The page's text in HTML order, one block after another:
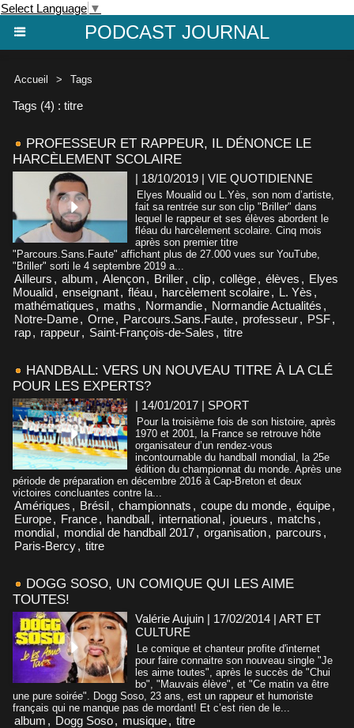
Select Language ▼
PODCAST JOURNAL
Accueil > Tags
Tags (4) : titre
PROFESSEUR ET RAPPEUR, IL DÉNONCE LE
HARCÈLEMENT SCOLAIRE
| 18/10/2019 | VIE QUOTIDIENNE
Elyes Moualid ou L.Yès, son nom d’artiste,
fait sa rentrée sur son clip "Briller" dans
lequel le rappeur et ses élèves abordent le
fléau du harcèlement scolaire. Cinq mois
après son premier titre
"Parcours.Sans.Faute" affichant plus de 27.000 vues sur YouTube,
"Briller" sorti le 4 septembre 2019 a...
Ailleurs , album , Alençon, Briller, clip, collège, élèves , Elyes
Moualid, enseignant, fléau, harcèlement scolaire, L. Yès ,
mathématiques , maths , Normandie, Normandie Actualités ,
Notre-Dame, Orne, Parcours.Sans.Faute, professeur, PSF,
rap, rappeur, Saint-François-de-Sales , titre
HANDBALL: VERS UN NOUVEAU TITRE À LA CLÉ
POUR LES EXPERTS?
| 14/01/2017 | SPORT
Pour la troisième fois de son histoire, après
1970 et 2001, la France se retrouve hôte
organisateur d’un rendez-vous
incontournable du handball mondial, la 25e
édition du championnat du monde. Après une
période de préparation en décembre 2016 à Cap-Breton et deux
victoires concluantes contre la...
Amériques , Brésil, championnats , coupe du monde, équipe,
Europe, France, handball, international, joueurs , matchs ,
mondial, mondial de handball 2017, organisation, parcours ,
Paris-Bercy, titre
DOGG SOSO, UN COMIQUE QUI LES AIME
TOUTES!
Valérie Aujuin | 17/02/2014 | ART ET
CULTURE
Le comique et chanteur profite d'internet
pour faire connaitre son nouveau single "Je
les aime toutes", après le succès de "Chui
bo", "Mauvais élève", et "Ce matin va être
une pure soirée". Dogg Soso, 23 ans, est un rappeur et humoriste
français qui ne manque pas de mordant! Et c’est rien de le...
album , Dogg Soso, musique, titre